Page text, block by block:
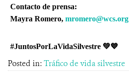
Contacto de prensa:
Mayra Romero, mromero@wcs.org
#JuntosPorLaVidaSilvestre 💚💙
Posted in: Tráfico de vida silvestre